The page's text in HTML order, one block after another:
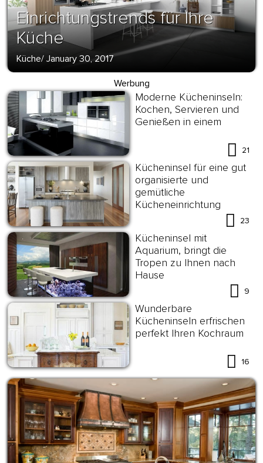
Einrichtungstrends für Ihre
Küche
Küche/ January 30, 2017
Werbung
Moderne Kücheninseln:
Kochen, Servieren und
Genießen in einem
21
Kücheninsel für eine gut
organisierte und
gemütliche
Kücheneinrichtung
23
Kücheninsel mit
Aquarium, bringt die
Tropen zu Ihnen nach
Hause
9
Wunderbare
Kücheninseln erfrischen
perfekt Ihren Kochraum
16